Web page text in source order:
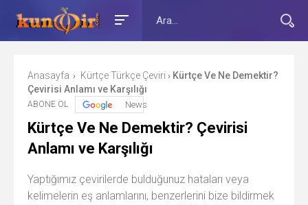
Anasayfa › Kürtçe Türkçe Çeviri › Kürtçe Ve Ne Demektir?
Çevirisi Anlamı ve Karşılığı
ABONE OL News
Kürtçe Ve Ne Demektir? Çevirisi
Anlamı ve Karşılığı
Yaptığımız çevirilerde bulduğunuz hataları veya
kelimelerin eş anlamlarını, benzerlerini bize bildirmek